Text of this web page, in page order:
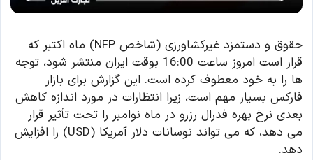
حقوق و دستمزد غیرکشاورزی (شاخص NFP) ماه اکتبر که
قرار است امروز ساعت 16:00 بوقت ایران منتشر شود، توجه
ها را به خود معطوف کرده است. این گزارش برای بازار
فارکس بسیار مهم است، زیرا انتظارات در مورد اندازه کاهش
بعدی نرخ بهره فدرال رزرو در ماه نوامبر را تحت تأثیر قرار
می دهد، که می تواند نوسانات دلار آمریکا (USD) را افزایش
دهد.